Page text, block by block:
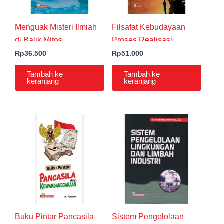
Menguak Misteri Ilmiah
di Balik Mitos
Rp36.500
Tambah ke
keranjang
Filsafat Kebudayaan
Proses Realisasi
Manusia (Dengan
Revisi)
Rp51.000
Tambah ke
keranjang
Buku Pintar Pancasila
Sistem Pengelolaan